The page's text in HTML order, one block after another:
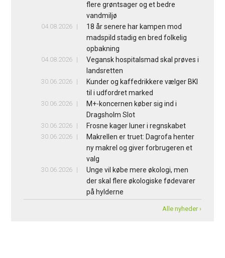
flere grøntsager og et bedre
vandmiljø
04.08.2026
18 år senere har kampen mod
madspild stadig en bred folkelig
opbakning
04.08.2026
Vegansk hospitalsmad skal prøves i
landsretten
30.06.2026
Kunder og kaffedrikkere vælger BKI
til i udfordret marked
30.06.2026
M+-koncernen køber sig ind i
Dragsholm Slot
30.06.2026 Frosne kager luner i regnskabet
30.06.2026
Makrellen er truet: Dagrofa henter
ny makrel og giver forbrugeren et
valg
30.06.2026
Unge vil købe mere økologi, men
der skal flere økologiske fødevarer
på hylderne
Alle nyheder ›